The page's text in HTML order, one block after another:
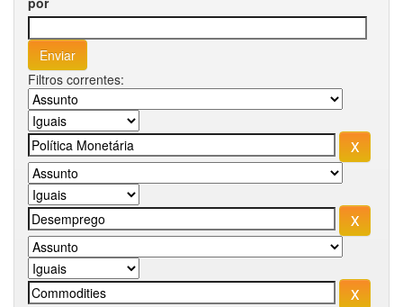
Filtros correntes: